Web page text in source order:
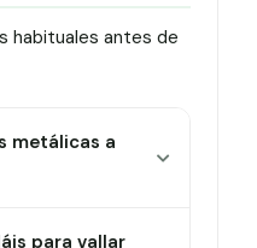
habituales antes de
metálicas a
para vallar